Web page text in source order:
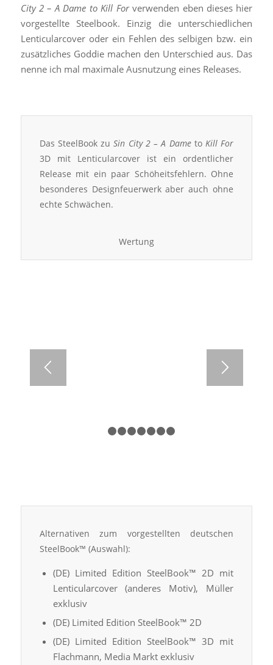
City 2 – A Dame to Kill Forverwenden eben dieses hier
vorgestellte Steelbook. Einzig die unterschiedlichen
Lenticularcover oder ein Fehlen des selbigen bzw. ein
zusätzliches Goddie machen den Unterschied aus. Das
nenne ich mal maximale Ausnutzung eines Releases.
Das SteelBook zuSin City 2 – A Dameto Kill For
3D mit Lenticularcover ist ein ordentlicher
Release mit ein paar Schöheitsfehlern. Ohne
besonderes Designfeuerwerk aber auch ohne
echte Schwächen.
Wertung
1 2
Alternativen zum vorgestellten deutschen
SteelBook™ (Auswahl):
(DE) Limited Edition SteelBook™ 2D mit
Lenticularcover (anderes Motiv), Müller
exklusiv
(DE) Limited Edition SteelBook™ 2D
(DE) Limited Edition SteelBook™ 3D mit
Flachmann, Media Markt exklusiv